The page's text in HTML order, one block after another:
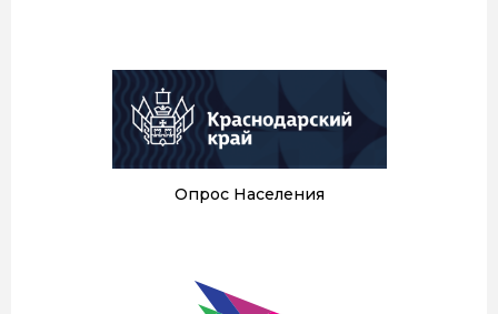
Опрос Населения